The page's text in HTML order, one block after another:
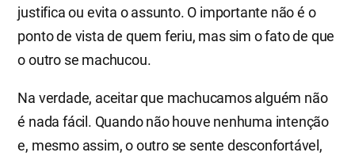
justifica ou evita o assunto. O importante não é o
ponto de vista de quem feriu, mas sim o fato de que
o outro se machucou.
Na verdade, aceitar que machucamos alguém não
é nada fácil. Quando não houve nenhuma intenção
e, mesmo assim, o outro se sente desconfortável,